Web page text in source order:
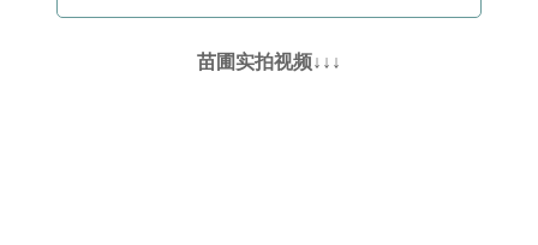
苗圃实拍视频↓↓↓